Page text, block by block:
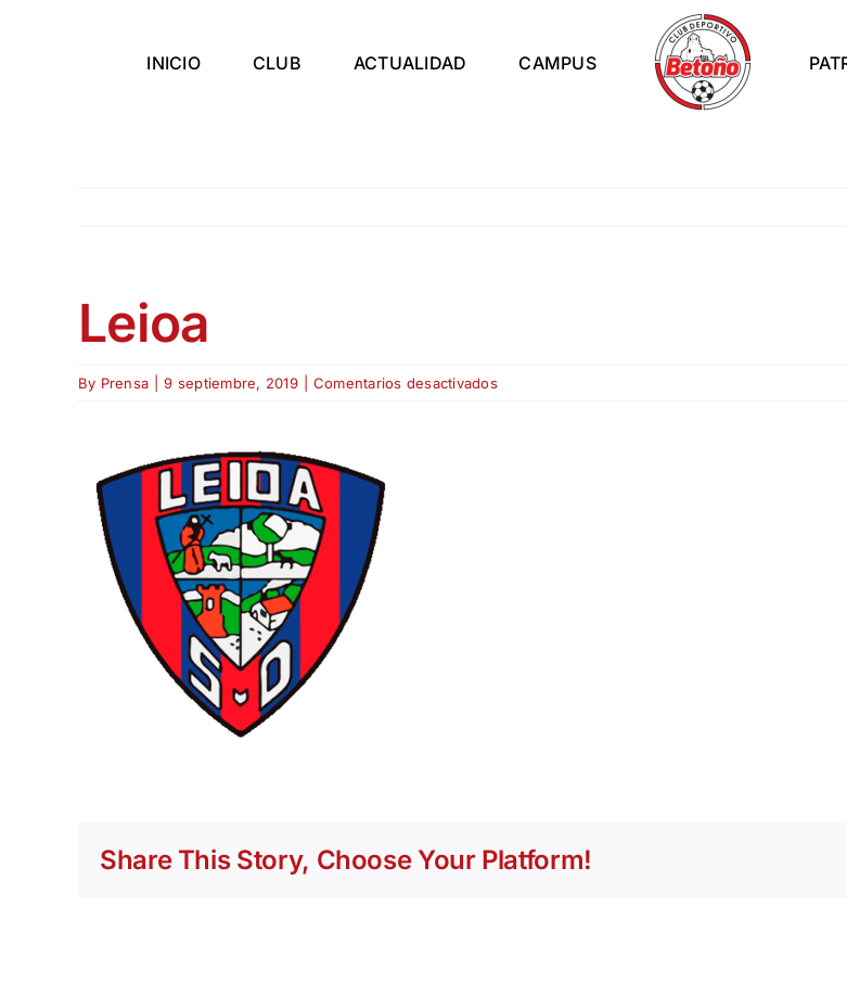
INICIO CLUB ACTUALIDAD CAMPUS
Leioa
By Prensa 9 septiembre, 2019 Comentarios desactivadosen
Share This Story, Choose Your Platform!